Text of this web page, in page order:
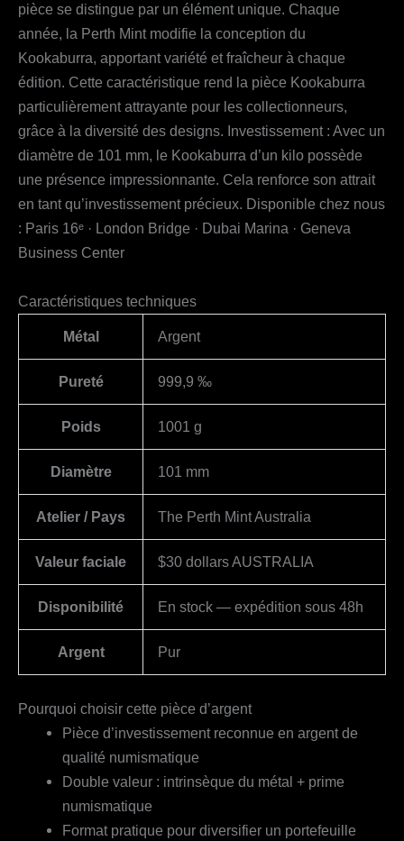
pièce se distingue par un élément unique. Chaque
année, la Perth Mint modifie la conception du
Kookaburra, apportant variété et fraîcheur à chaque
édition. Cette caractéristique rend la pièce Kookaburra
particulièrement attrayante pour les collectionneurs,
grâce à la diversité des designs. Investissement : Avec un
diamètre de 101 mm, le Kookaburra d’un kilo possède
une présence impressionnante. Cela renforce son attrait
en tant qu’investissement précieux. Disponible chez nous
: Paris 16ᵉ · London Bridge · Dubai Marina · Geneva
Business Center
Caractéristiques techniques
Métal Argent
Pureté 999,9 ‰
Poids 1001 g
Diamètre 101 mm
Atelier / Pays The Perth Mint Australia
Valeur faciale $30 dollars AUSTRALIA
Disponibilité En stock — expédition sous 48h
Argent Pur
Pourquoi choisir cette pièce d’argent
Pièce d’investissement reconnue en argent de
qualité numismatique
Double valeur : intrinsèque du métal + prime
numismatique
Format pratique pour diversifier un portefeuille